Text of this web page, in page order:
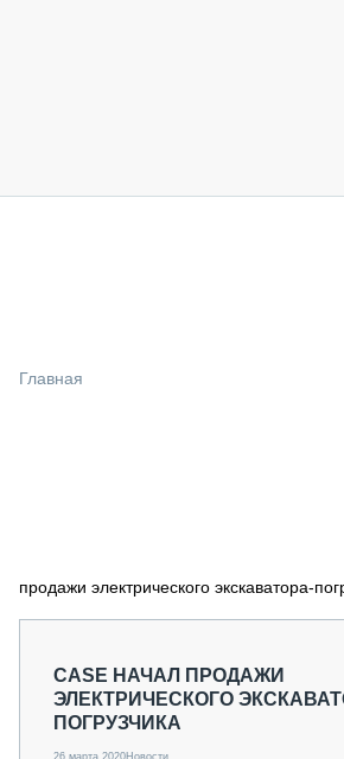
СПЕЦПРОЕКТЫ
О ПРОЕКТЕ
Главная
продажи электрического экскаватора-
CASE НАЧАЛ ПРОДАЖИ
ЭЛЕКТРИЧЕСКОГО
ПОГРУЗЧИКА
26 марта 2020Новости